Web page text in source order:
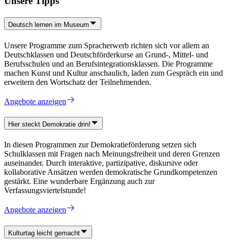
Deutsch lernen im Museum
Unsere Programme zum Spracherwerb richten sich vor allem an
Deutschklassen und Deutschförderkurse an Grund-, Mittel- und
Berufsschulen und an Berufsintegrationsklassen. Die Programme
machen Kunst und Kultur anschaulich, laden zum Gespräch ein und
erweitern den Wortschatz der Teilnehmenden.
Angebote anzeigen
Hier steckt Demokratie drin!
In diesen Programmen zur Demokratieförderung setzen sich
Schulklassen mit Fragen nach Meinungsfreiheit und deren Grenzen
auseinander. Durch interaktive, partizipative, diskursive oder
kollaborative Ansätzen werden demokratische Grundkompetenzen
gestärkt. Eine wunderbare Ergänzung auch zur
Verfassungsviertelstunde!
Angebote anzeigen
Kulturtag leicht gemacht